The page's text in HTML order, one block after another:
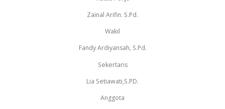
Zainal Arifin. S.Pd.
Wakil
Fandy Ardiyansah, S.Pd.
Sekertaris
Lia Setiawati,S.PD.
Anggota